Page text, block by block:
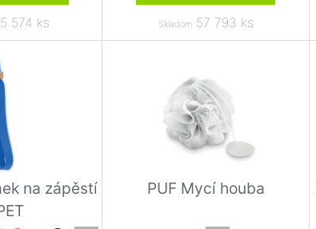
574 ks Skladom57 793 ks
na zápěstí
PUF Mycí houba